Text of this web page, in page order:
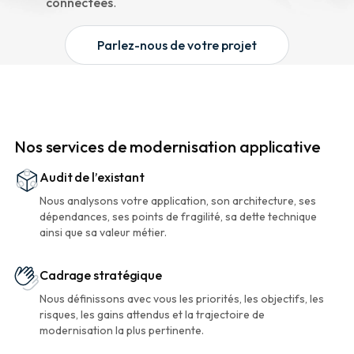
Parlez-nous de votre projet
Nos services de modernisation applicative
Audit de l’existant
Nous analysons votre application, son architecture, ses
dépendances, ses points de fragilité, sa dette technique
ainsi que sa valeur métier.
Cadrage stratégique
Nous définissons avec vous les priorités, les objectifs, les
risques, les gains attendus et la trajectoire de
modernisation la plus pertinente.